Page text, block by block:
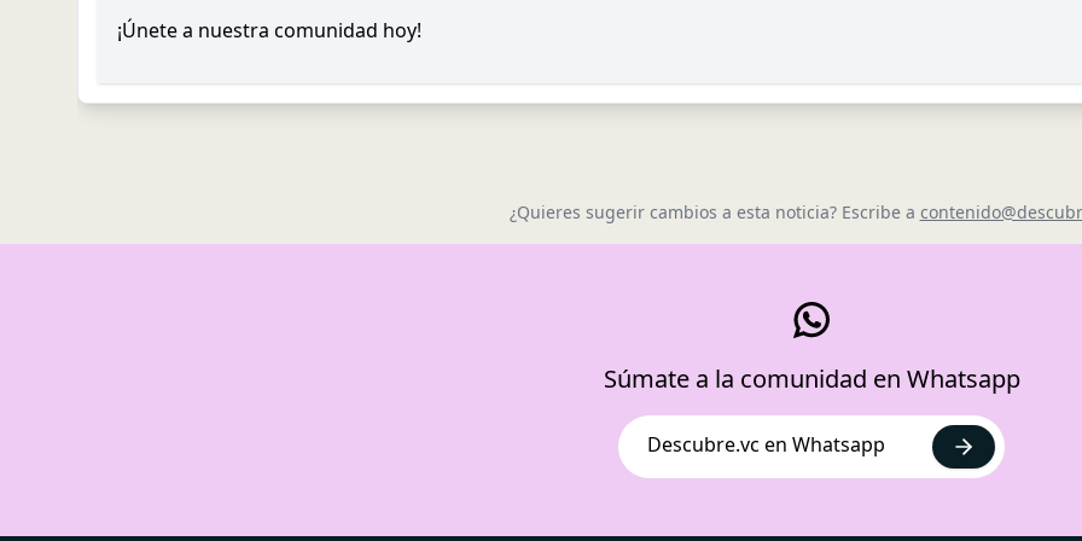
¡Únete a nuestra comunidad hoy!
¿Quieres sugerir cambios a esta noticia? Escribe a
Súmate a la comunidad en Whatsapp
Descubre.vc en Whatsapp